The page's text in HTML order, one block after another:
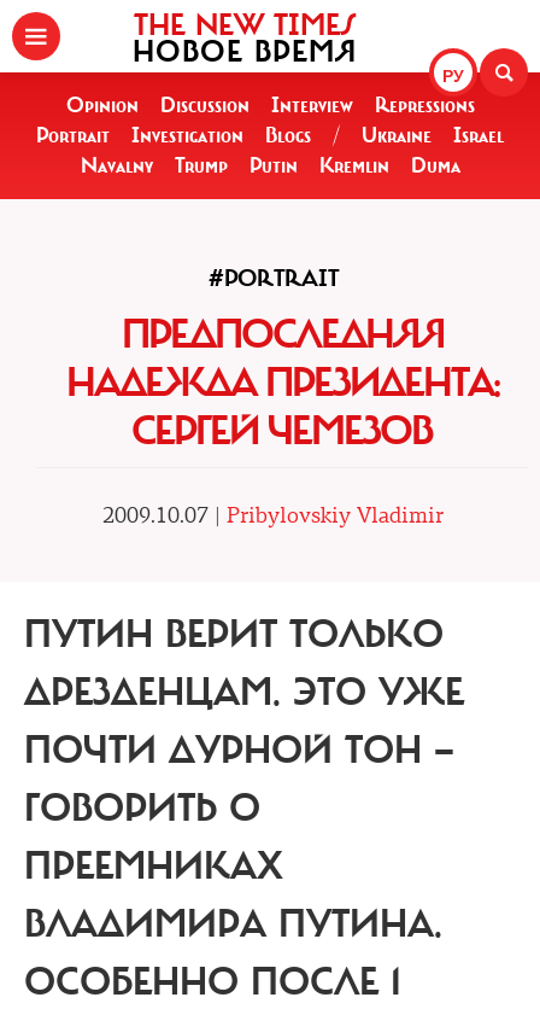
РУ
THE NEW TIMES
НОВОЕ ВРЕМЯ
Opinion Discussion Interview
Repressions
Portrait
Investigation Blogs / Ukraine
Israel
Navalny
Trump Putin Kremlin Duma
#PORTRAIT
ПРЕДПОСЛЕДНЯЯ
НАДЕЖДА ПРЕЗИДЕНТА:
СЕРГЕЙ ЧЕМЕЗОВ
2009.10.07 | Pribylovskiy Vladimir
ПУТИН ВЕРИТ ТОЛЬКО
ДРЕЗДЕНЦАМ. ЭТО УЖЕ
ПОЧТИ ДУРНОЙ ТОН —
ГОВОРИТЬ О
ПРЕЕМНИКАХ
ВЛАДИМИРА ПУТИНА.
ОСОБЕННО ПОСЛЕ 1